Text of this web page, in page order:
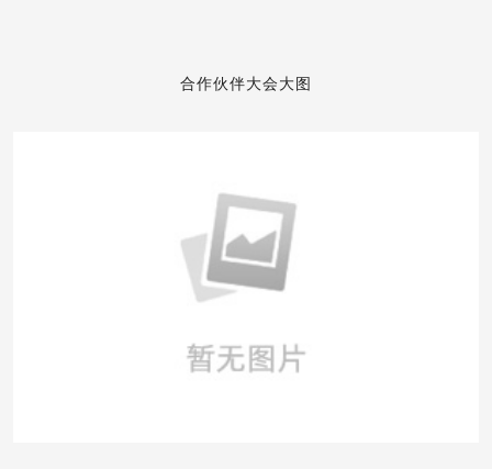
合作伙伴大会大图